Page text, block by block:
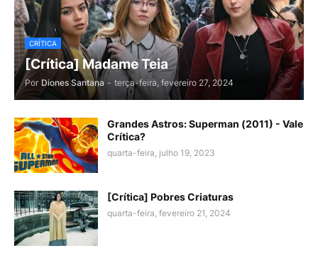
CRÍTICA
[Crítica] Madame Teia
Por Diones Santana - terça-feira, fevereiro 27, 2024
Grandes Astros: Superman (2011) - Vale
Crítica?
quarta-feira, julho 19, 2023
[Crítica] Pobres Criaturas
quarta-feira, fevereiro 21, 2024